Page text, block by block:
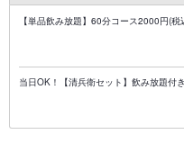
【単品飲み放題】60分コース2000円(税
当日OK！【清兵衛セット】飲み放題